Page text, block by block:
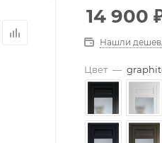
14 900
Нашли
Цвет —